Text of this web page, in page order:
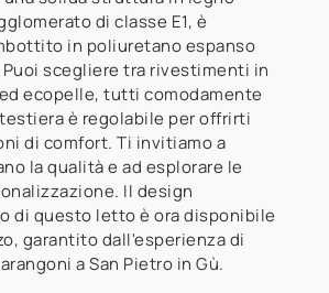
di classe E1, è
in poliuretano espanso
scegliere tra rivestimenti in
ecopelle, tutti comodamente
è regolabile per offrirti
di comfort. Ti invitiamo a
la qualità e ad esplorare le
Il design
di questo letto è ora disponibile
garantito dall'esperienza di
a San Pietro in Gù.